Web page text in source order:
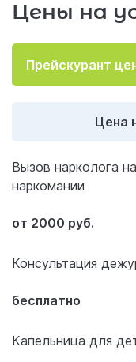
Акции и
Важные
Цены на
Прейскурант
Цена
Вызов нарколога
наркомании
от 2000 руб.
Консультация
бесплатно
Капельница для